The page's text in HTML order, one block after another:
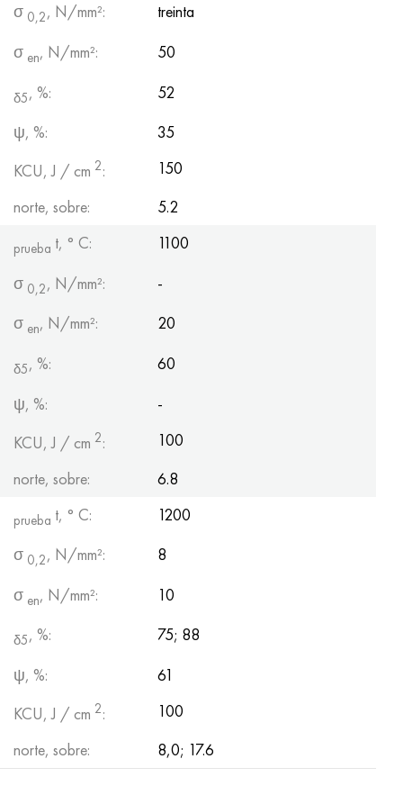
σ 0,2, N/mm²:
treinta
σ en, N/mm²: 50
δ5, %:
52
ψ, %:
35
KCU, J / cm 2:
150
norte, sobre:
5.2
prueba t, ° С:
1100
σ 0,2, N/mm²:
-
σ en, N/mm²: 20
δ5, %:
60
ψ, %:
-
KCU, J / cm 2:
100
norte, sobre:
6.8
prueba t, ° С:
1200
σ 0,2, N/mm²:
8
σ en, N/mm²: 10
δ5, %:
75; 88
ψ, %:
61
KCU, J / cm 2:
100
norte, sobre:
8,0; 17.6